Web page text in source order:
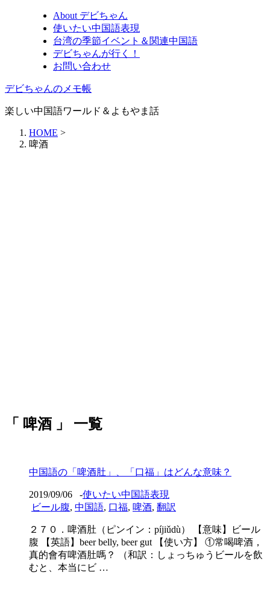
About デビちゃん
使いたい中国語表現
台湾の季節イベント＆関連中国語
デビちゃんが行く！
お問い合わせ
デビちゃんのメモ帳
楽しい中国語ワールド＆よもやま話
HOME >
啤酒
「 啤酒 」 一覧
中国語の「啤酒肚」、「口福」はどんな意味？
2019/09/06 -使いたい中国語表現
ビール腹, 中国語, 口福, 啤酒, 翻訳
２７０．啤酒肚（ピンイン：píjiǔdù） 【意味】ビール
腹 【英語】beer belly, beer gut 【使い方】 ①常喝啤酒，
真的會有啤酒肚嗎？ （和訳：しょっちゅうビールを飲
むと、本当にビ …